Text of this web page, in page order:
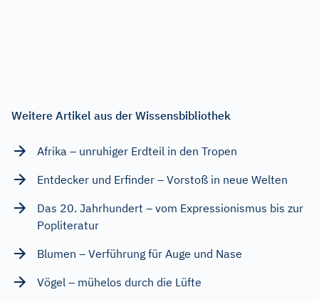
Weitere Artikel aus der Wissensbibliothek
Afrika – unruhiger Erdteil in den Tropen
Entdecker und Erfinder – Vorstoß in neue Welten
Das 20. Jahrhundert – vom Expressionismus bis zur
Popliteratur
Blumen – Verführung für Auge und Nase
Vögel – mühelos durch die Lüfte